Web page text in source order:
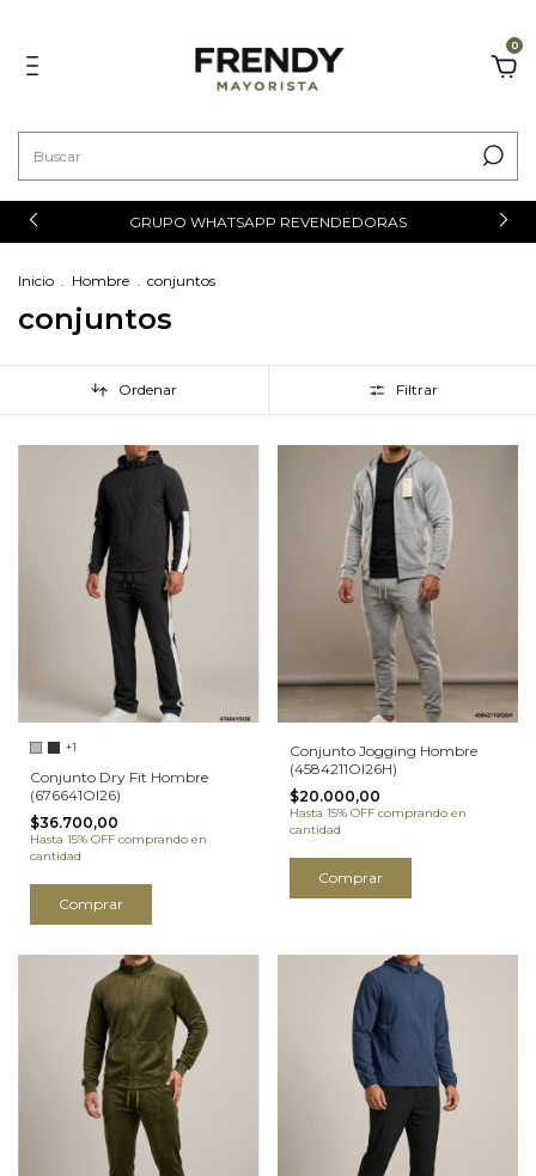
0
GRUPO WHATSAPP REVENDEDORAS
Inicio . Hombre . conjuntos
conjuntos
Ordenar Filtrar
+1
Conjunto Dry Fit Hombre
(676641OI26)
$36.700,00
Hasta 15% OFF comprando en
cantidad
Comprar
Conjunto Jogging Hombre
(4584211OI26H)
$20.000,00
Hasta 15% OFF comprando en
cantidad
Comprar